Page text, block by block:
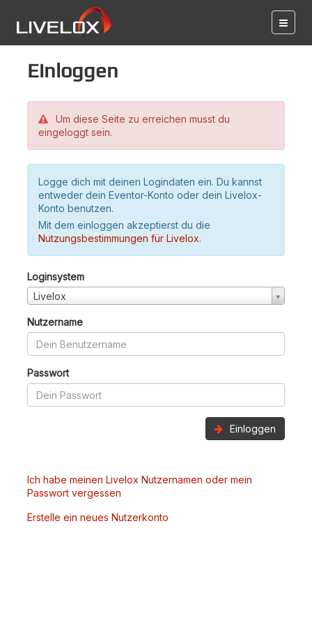
Einloggen
Um diese Seite zu erreichen musst du
eingeloggt sein.
Logge dich mit deinen Logindaten ein. Du kannst
entweder dein Eventor-Konto oder dein Livelox-
Konto benutzen.
Mit dem einloggen akzeptierst du die
Nutzungsbestimmungen für Livelox.
Loginsystem
Livelox
Nutzername
Passwort
Einloggen
Ich habe meinen Livelox Nutzernamen oder mein
Passwort vergessen
Erstelle ein neues Nutzerkonto